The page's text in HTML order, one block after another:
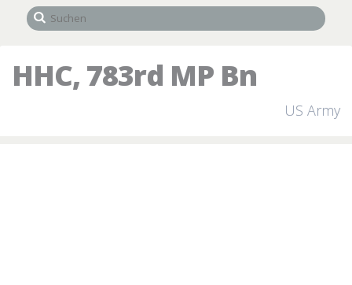
HHC, 783rd MP Bn
US Army